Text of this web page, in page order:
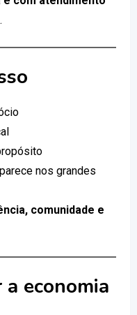
nos grandes
comunidade e
economia